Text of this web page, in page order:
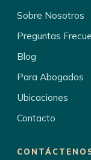
Sobre Nosotros
Preguntas
Blog
Para Abogados
Ubicaciones
Contacto